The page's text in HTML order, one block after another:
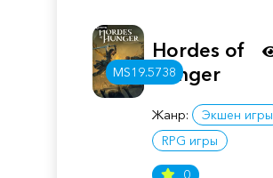
MS19.5738
Hordes of
Hunger
Жанр:
Экшен игры
RPG игры
0